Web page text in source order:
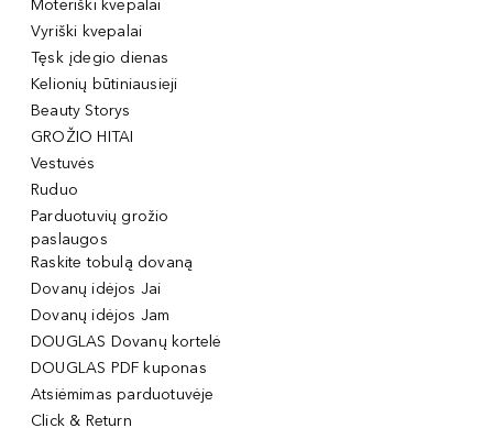
Moteriški kvepalai
Vyriški kvepalai
Tęsk įdegio dienas
Kelionių būtiniausieji
Beauty Storys
GROŽIO HITAI
Vestuvės
Ruduo
Parduotuvių grožio
paslaugos
Raskite tobulą dovaną
Dovanų idėjos Jai
Dovanų idėjos Jam
DOUGLAS Dovanų kortelė
DOUGLAS PDF kuponas
Atsiėmimas parduotuvėje
Click & Return